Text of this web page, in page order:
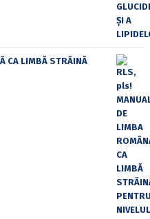
CA LIMBĂ STRĂINĂ